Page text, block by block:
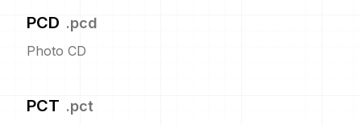
PCD .pcd
Photo CD
PCT .pct